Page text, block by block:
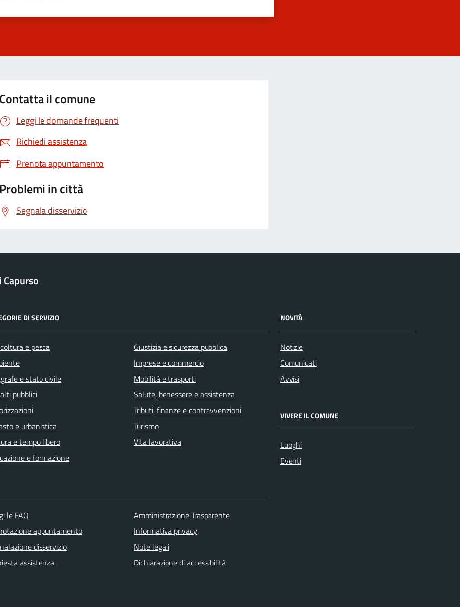
Contatta il comune
Leggi le domande frequenti
Richiedi assistenza
Prenota appuntamento
Problemi in città
Segnala disservizio
Capurso
DI SERVIZIO
e pesca
e stato civile
pubblici
e urbanistica
e tempo libero
e formazione
Giustizia e sicurezza pubblica
Imprese e commercio
Mobilità e trasporti
Salute, benessere e assistenza
Tributi, finanze e contravvenzioni
Turismo
Vita lavorativa
NOVITÀ
Notizie
Comunicati
Avvisi
VIVERE IL COMUNE
Luoghi
Eventi
le FAQ
appuntamento
disservizio
assistenza
Amministrazione Trasparente
Informativa privacy
Note legali
Dichiarazione di accessibilità